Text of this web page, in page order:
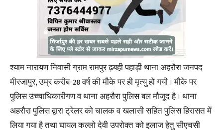
श्याम नारायण निवासी ग्राम रामपुर ढ़बही पहाड़ी थाना अहरौरा जनपद
मीरजापुर, उम्र करीब-28 वर्ष की मौके पर ही मृत्यु हो गयी । मौके पर
पुलिस उच्चाधिकारीगण व थाना अहरौरा पुलिस बल मौजूद है । थाना
अहरौरा पुलिस द्वारा ट्रेलर को चालक व खलासी सहित पुलिस हिरासत में
लिया गया है तथा घायल कल्लो देवी उपरोक्त को इलाज हेतु सीएचसी